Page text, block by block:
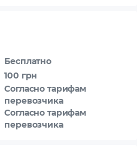
Бесплатно
100 грн
Согласно тарифам
перевозчика
Согласно тарифам
перевозчика